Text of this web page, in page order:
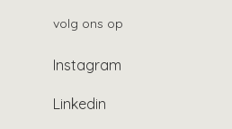
volg ons op
Instagram
Linkedin